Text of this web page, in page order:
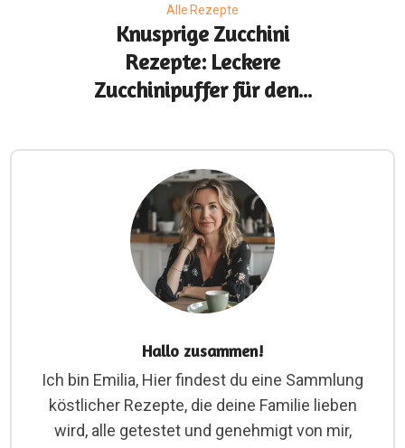
Alle Rezepte
Knusprige Zucchini
Rezepte: Leckere
Zucchinipuffer für den...
Hallo zusammen!
Ich bin Emilia, Hier findest du eine Sammlung
köstlicher Rezepte, die deine Familie lieben
wird, alle getestet und genehmigt von mir,